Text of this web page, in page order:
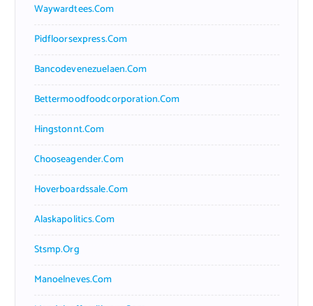
Waywardtees.com
Pidfloorsexpress.com
Bancodevenezuelaen.com
Bettermoodfoodcorporation.com
Hingstonnt.com
Chooseagender.com
Hoverboardssale.com
Alaskapolitics.com
Stsmp.org
Manoelneves.com